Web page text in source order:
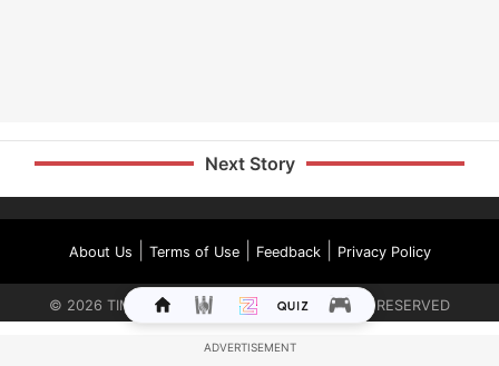
Next Story
About Us Terms of Use| Feedback| Privacy Policy
© 2026 TIMES INTERNET LIMITED. ALL RIGHTS RESERVED